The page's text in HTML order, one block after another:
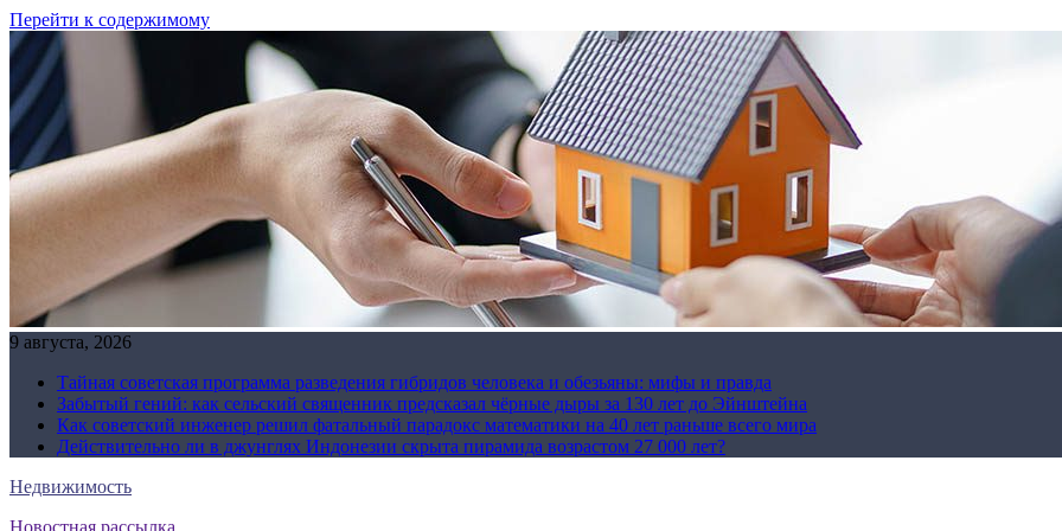
Перейти к содержимому
9 августа, 2026
Тайная советская программа разведения гибридов человека и обезьяны: мифы и правда
Забытый гений: как сельский священник предсказал чёрные дыры за 130 лет до Эйнштейна
Как советский инженер решил фатальный парадокс математики на 40 лет раньше всего мира
Действительно ли в джунглях Индонезии скрыта пирамида возрастом 27 000 лет?
Недвижимость
Новостная рассылка